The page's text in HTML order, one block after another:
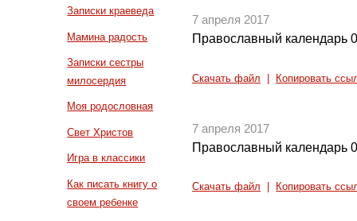
Записки краеведа
Мамина радость
Записки сестры
милосердия
Моя родословная
Свет Христов
Игра в классики
Как писать книгу о
своем ребенке
7 апреля 2017
Православный календарь
Скачать файл Копировать
7 апреля 2017
Православный календарь
Скачать файл Копировать